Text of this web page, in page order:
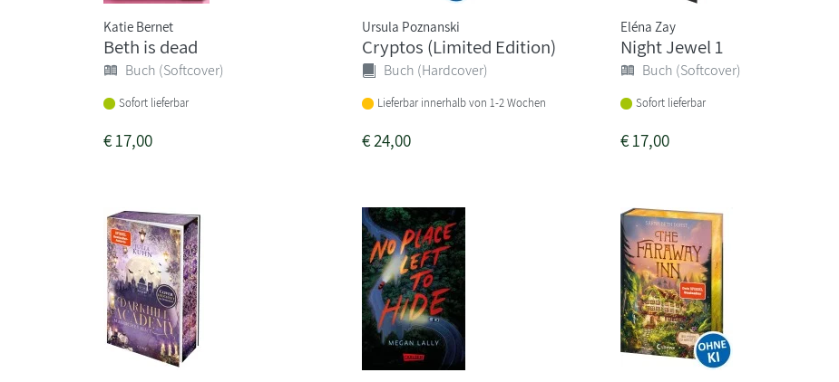
Katie Bernet
Beth is dead
Buch (Softcover)
Sofort lieferbar
€17,00
Ursula Poznanski
Cryptos (Limited Edition)
Buch (Hardcover)
Lieferbar innerhalb von 1-2 Wochen
€24,00
Eléna Zay
Night Jewel 1
Buch (Softcover)
Sofort lieferbar
€17,00